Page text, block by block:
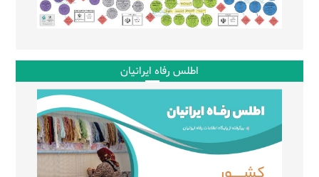
اطلس رفاه ایرانیان